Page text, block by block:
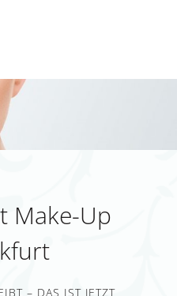
Make-Up
– DAS IST JETZT